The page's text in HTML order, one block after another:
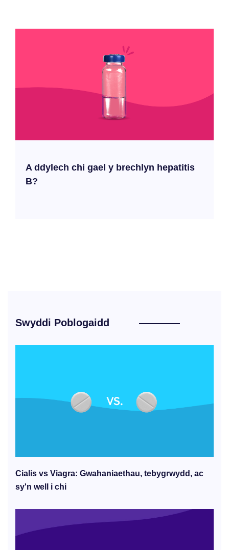
A ddylech chi gael y brechlyn hepatitis
B?
Swyddi Poblogaidd
Cialis vs Viagra: Gwahaniaethau, tebygrwydd, ac
sy'n well i chi